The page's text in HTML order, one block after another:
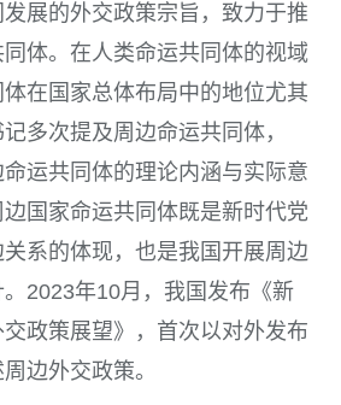
展的外交政策宗旨，致力于推
体。在人类命运共同体的视域
体在国家总体布局中的地位尤其
多次提及周边命运共同体，
运共同体的理论内涵与实际意
国家命运共同体既是新时代党
系的体现，也是我国开展周边
2023年10月，我国发布《新
政策展望》，首次以对外发布
边外交政策。